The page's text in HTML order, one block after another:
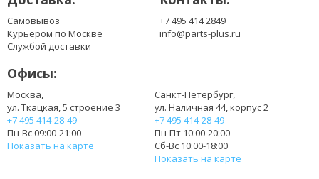
Самовывоз
Курьером по Москве
Службой доставки
+7 495 414 2849
info@parts-plus.ru
Офисы:
Москва,
ул. Ткацкая, 5 строение 3
+7 495 414-28-49
Пн-Вс 09:00-21:00
Показать на карте
Санкт-Петербург,
ул. Наличная 44, корпус 2
+7 495 414-28-49
Пн-Пт 10:00-20:00
Сб-Вс 10:00-18:00
Показать на карте